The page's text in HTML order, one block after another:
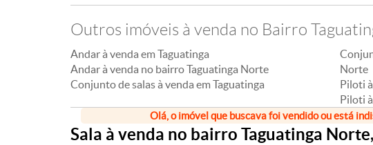
Outros imóveis à venda no Bairro
Andar à venda em Taguatinga
Andar à venda no bairro Taguatinga Norte
Conjunto de salas à venda em Taguatinga
Norte
Piloti
Piloti
Olá, o imóvel que buscava foi vendido ou está
Sala à venda no bairro Taguatinga